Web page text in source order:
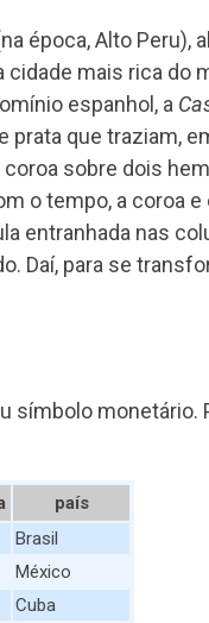
época, Alto Peru),
mais rica do
espanhol, a
prata que traziam,
sobre dois
o tempo, a coroa
entranhada nas
Daí, para se
símbolo monetário.
país
Brasil
México
Cuba